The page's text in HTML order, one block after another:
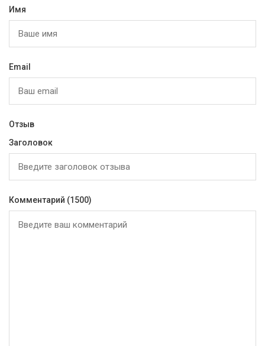
Имя
Email
Отзыв
Заголовок
Комментарий (1500)